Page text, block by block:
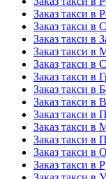
Заказ такси в
Заказ такси в
Заказ такси в
Заказ такси в
Заказ такси в
Заказ такси в
Заказ такси в
Заказ такси в
Заказ такси в
Заказ такси в
Заказ такси в
Заказ такси в
Заказ такси в